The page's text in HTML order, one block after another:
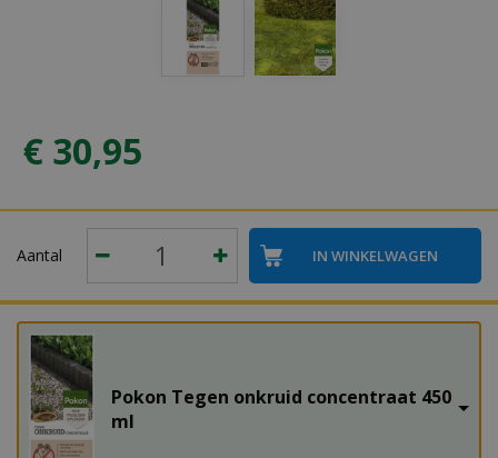
€ 30,95
Aantal
Pokon Tegen onkruid concentraat 450
ml